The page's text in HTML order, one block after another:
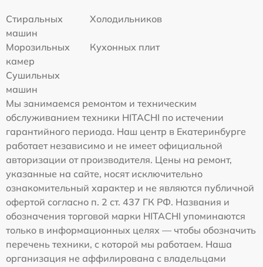
Стиральных
машин
Холодильников
Морозильных
камер
Кухонных плит
Сушильных
машин
Мы занимаемся ремонтом и техническим
обслуживанием техники HITACHI по истечении
гарантийного периода. Наш центр в Екатеринбурге
работает независимо и не имеет официальной
авторизации от производителя. Цены на ремонт,
указанные на сайте, носят исключительно
ознакомительный характер и не являются публичной
офертой согласно п. 2 ст. 437 ГК РФ. Названия и
обозначения торговой марки HITACHI упоминаются
только в информационных целях — чтобы обозначить
перечень техники, с которой мы работаем. Наша
организация не аффилирована с владельцами